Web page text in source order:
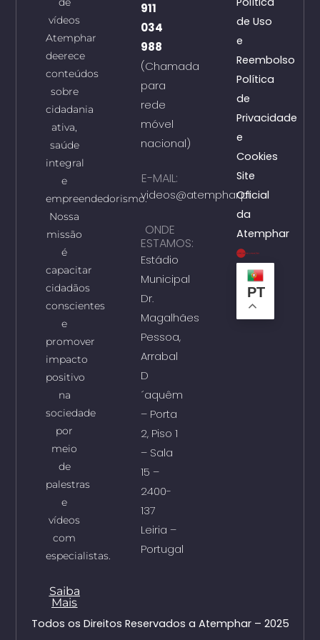
vídeos
Atemphar
deerece
conteúdos
sobre
cidadania
ativa,
saúde
integral
e
empreendedorismo.
Nossa
missão
é
capacitar
cidadãos
conscientes
e
promover
impacto
positivo
na
sociedade
por
meio
de
palestras
e
vídeos
com
especialistas.
Saiba
Mais
911
034
988
(Chamada
para
rede
móvel
nacional)
E-MAIL:
videos@atemphar.pt
ONDE
ESTAMOS:
Estádio
Municipal
Dr.
Magalhães
Pessoa,
Arrabal
D
´aquêm
– Porta
2, Piso 1
– Sala
15 –
2400-
137
Leiria –
Portugal
de Uso
e
Reembolso
Política
de
Privacidade
e
Cookies
Site
Oficial
da
Atemphar
PT
Todos os Direitos Reservados a Atemphar – 2025